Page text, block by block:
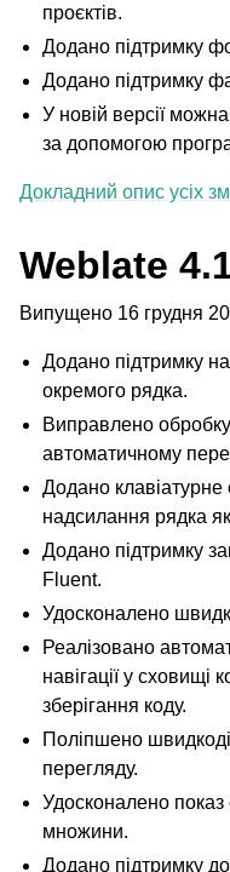
проєктів.
Додано підтримку
Додано підтримку
У новій версії
за допомогою
Докладний опис усіх
Weblate
Випущено 16 грудня
Додано підтримку
окремого рядка.
Виправлено
автоматичному
Додано
надсилання рядка як
Додано підтримку
Fluent.
Удосконалено
Реалізовано
навігації у сховищі
зберігання коду.
Поліпшено
перегляду.
Удосконалено показ
множини.
Додано підтримку